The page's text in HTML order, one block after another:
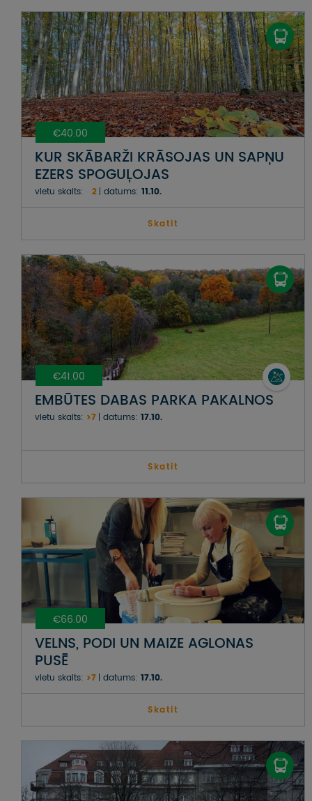
€40.00
KUR SKĀBARŽI KRĀSOJAS UN SAPŅU
EZERS SPOGUĻOJAS
vietu skaits: 2 datums: 11.10.
Skatit
€41.00
EMBŪTES DABAS PARKA PAKALNOS
vietu skaits: >7 datums: 17.10.
Skatit
€66.00
VELNS, PODI UN MAIZE AGLONAS
PUSĒ
vietu skaits: >7 datums: 17.10.
Skatit